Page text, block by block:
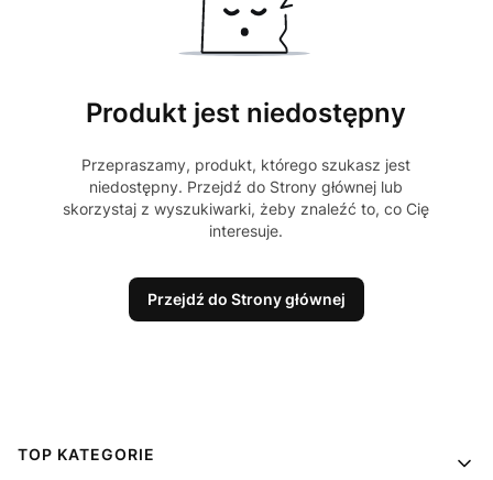
Produkt jest niedostępny
Przepraszamy, produkt, którego szukasz jest
niedostępny. Przejdź do Strony głównej lub
skorzystaj z wyszukiwarki, żeby znaleźć to, co Cię
interesuje.
Przejdź do Strony głównej
Linki w stopce
TOP KATEGORIE